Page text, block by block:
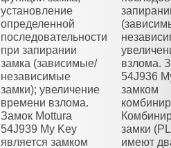
установление
определенной
последовательности
при запирании
замка (зависимые/
независимые
замки); увеличение
времени взлома.
Замок Mottura
54J939 My Key
является замком
взлома.
54J936
замком
замки
имеют